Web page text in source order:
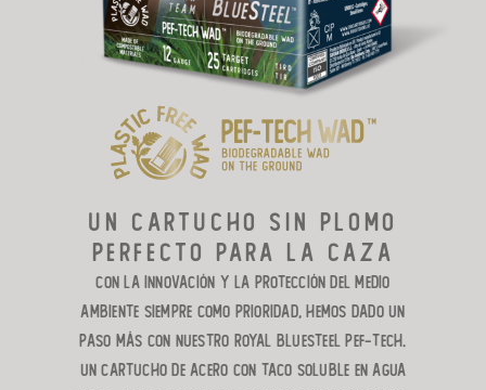
Un cartucho sin plomo
perfecto para la caza
Con la innovación y la protección del medio
ambiente siempre como prioridad, hemos dado un
paso más con nuestro Royal Bluesteel Pef-Tech.
Un cartucho de acero con taco soluble en agua